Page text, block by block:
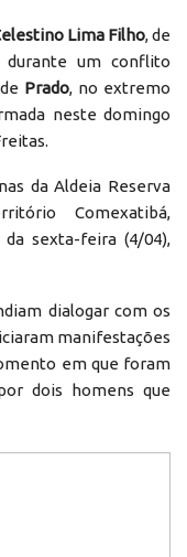
Lima Filho, de
durante um conflito
Prado, no extremo
neste domingo
da Aldeia Reserva
Comexatibá,
sexta-feira (4/04),
dialogar com os
manifestações
em que foram
dois homens que